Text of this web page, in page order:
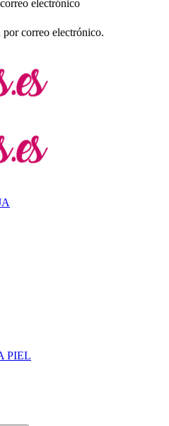
electrónico
por correo electrónico.
PIEL